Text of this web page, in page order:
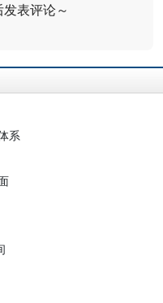
发表评论～
系